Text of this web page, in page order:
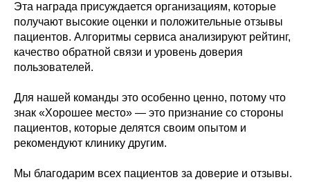
Эта награда присуждается организациям, которые
получают высокие оценки и положительные отзывы
пациентов. Алгоритмы сервиса анализируют рейтинг,
качество обратной связи и уровень доверия
пользователей.
Для нашей команды это особенно ценно, потому что
знак «Хорошее место» — это признание со стороны
пациентов, которые делятся своим опытом и
рекомендуют клинику другим.
Мы благодарим всех пациентов за доверие и отзывы.